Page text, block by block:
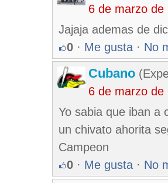
6 de marzo de
Jajaja ademas de
0 · Me gusta · No
Cubano
6 de marzo de
Yo sabia que iban a
un chivato ahorita
Campeon
0 · Me gusta · No